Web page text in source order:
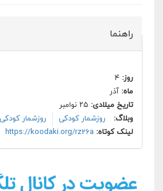
راهنما
روز: ۴
ماه: آذر
تاریخ میلادی: ۲۵ نوامبر
وبلاگ:
روزشمار کودکی
روزشمار
لینک کوتاه: https://koodaki.org/rz26a